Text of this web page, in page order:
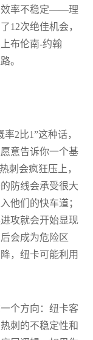
效率不稳定——理
12次绝佳机会，
布伦南-约翰
。
2比1”这种话，
意告诉你一个基
刺会疯狂压上，
防线会承受很大
他们的快车道；
攻就会开始显现
会成为危险区
，纽卡可能利用
个方向：纽卡客
刺的不稳定性和